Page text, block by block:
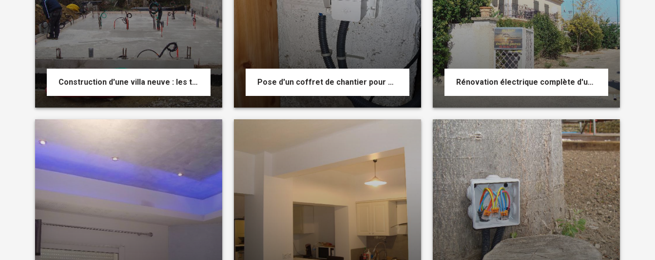
Construction d'une villa neuve : les travaux électriques du début à la fin Pose d'un coffret de chantier pour débuter les travaux d'une villa neuve Rénovation électrique complète d'une maison d'environ 80m2